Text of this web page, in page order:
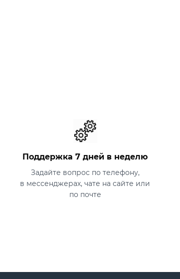
Поддержка 7 дней в неделю
Задайте вопрос по телефону,
в мессенджерах, чате на сайте или
по почте